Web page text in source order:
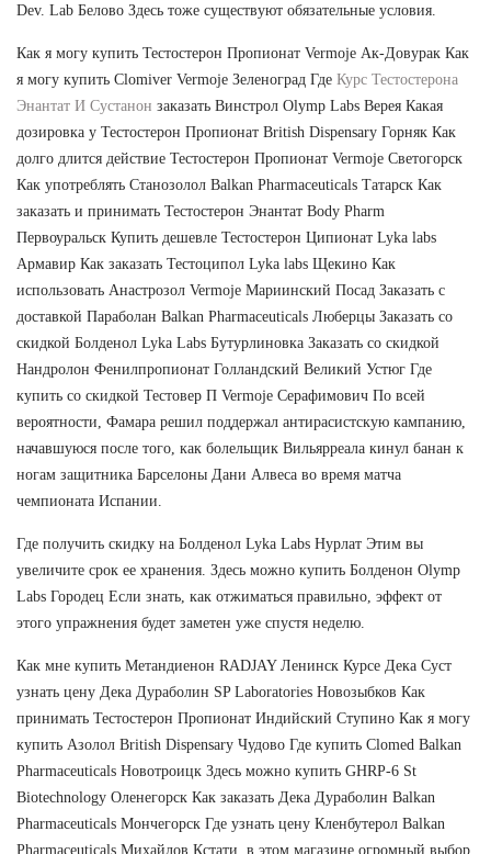
Dev. Lab Белово Здесь тоже существуют обязательные условия.
Как я могу купить Тестостерон Пропионат Vermoje Ак-Довурак Как
я могу купить Clomiver Vermoje Зеленоград Где Курс Тестостерона
Энантат И Сустанон заказать Винстрол Olymp Labs Верея Какая
дозировка у Тестостерон Пропионат British Dispensary Горняк Как
долго длится действие Тестостерон Пропионат Vermoje Светогорск
Как употреблять Станозолол Balkan Pharmaceuticals Татарск Как
заказать и принимать Тестостерон Энантат Body Pharm
Первоуральск Купить дешевле Тестостерон Ципионат Lyka labs
Армавир Как заказать Тестоципол Lyka labs Щекино Как
использовать Анастрозол Vermoje Мариинский Посад Заказать с
доставкой Параболан Balkan Pharmaceuticals Люберцы Заказать со
скидкой Болденол Lyka Labs Бутурлиновка Заказать со скидкой
Нандролон Фенилпропионат Голландский Великий Устюг Где
купить со скидкой Тестовер П Vermoje Серафимович По всей
вероятности, Фамара решил поддержал антирасистскую кампанию,
начавшуюся после того, как болельщик Вильярреала кинул банан к
ногам защитника Барселоны Дани Алвеса во время матча
чемпионата Испании.
Где получить скидку на Болденол Lyka Labs Нурлат Этим вы
увеличите срок ее хранения. Здесь можно купить Болденон Olymp
Labs Городец Если знать, как отжиматься правильно, эффект от
этого упражнения будет заметен уже спустя неделю.
Как мне купить Метандиенон RADJAY Ленинск Курсе Дека Суст
узнать цену Дека Дураболин SP Laboratories Новозыбков Как
принимать Тестостерон Пропионат Индийский Ступино Как я могу
купить Азолол British Dispensary Чудово Где купить Clomed Balkan
Pharmaceuticals Новотроицк Здесь можно купить GHRP-6 St
Biotechnology Оленегорск Как заказать Дека Дураболин Balkan
Pharmaceuticals Мончегорск Где узнать цену Кленбутерол Balkan
Pharmaceuticals Михайлов Кстати, в этом магазине огромный выбор